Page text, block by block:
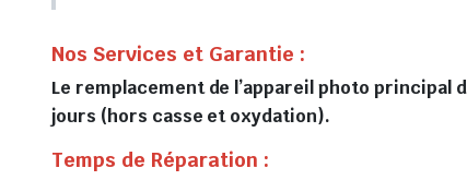
Nos Services et Garantie :
Le remplacement de l’appareil photo principal
jours (hors casse et oxydation).
Temps de Réparation :